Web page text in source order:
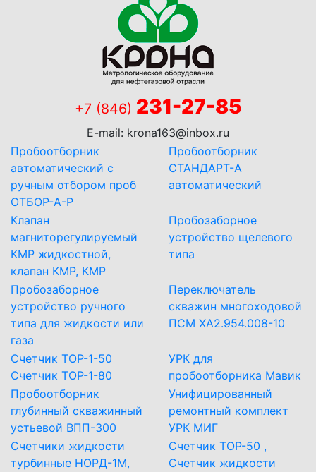
+7 (846) 231-27-85
E-mail: krona163@inbox.ru
Пробоотборник
автоматический с
ручным отбором проб
ОТБОР-А-Р
Пробоотборник
СТАНДАРТ-А
автоматический
Клапан
магниторегулируемый
КМР жидкостной,
клапан КМР, КМР
Пробозаборное
устройство щелевого
типа
Пробозаборное
устройство ручного
типа для жидкости или
газа
Переключатель
скважин многоходовой
ПСМ ХА2.954.008-10
Счетчик ТОР-1-50
Счетчик ТОР-1-80
УРК для
пробоотборника Мавик
Пробоотборник
глубинный скважинный
устьевой ВПП-300
Унифицированный
ремонтный комплект
УРК МИГ
Счетчики жидкости
турбинные НОРД-1М,
Счетчик ТОР-50 ,
Счетчик жидкости